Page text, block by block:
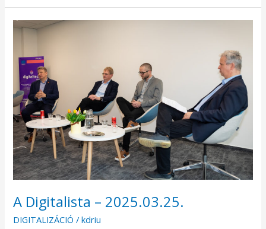
A Digitalista – 2025.03.25.
DIGITALIZÁCIÓ /kdriu
2025.03.25.